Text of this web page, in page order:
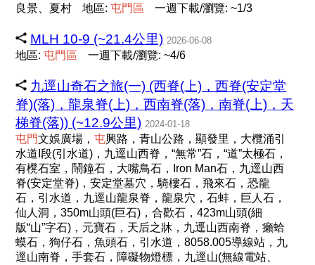
良景、夏村 地區:屯門 區 一週下載/瀏覽: ~1/3
MLH 10-9 (~21.4公里) 2026-06-08
地區:屯門 區 一週下載/瀏覽: ~4/6
九逕山奇石之旅(一) (西脊(上)，西脊(安定堂
脊)(落)，龍泉脊(上)，西南脊(落)，南脊(上)，天
梯脊(落)) (~12.9公里) 2024-01-18
屯門文娛廣場，屯興路，青山公路，顯發里，大欖涌引
水道I段(引水道)，九逕山西脊，“無常”石，“道”太極石，
有櫈石室，鬧鐘石，大嘴鳥石，Iron Man石，九逕山西
脊(安定堂脊)，安定堂墓穴，騎樓石，飛來石，恐龍
石，引水道，九逕山龍泉脊，龍泉穴，石蚌，巨人石，
仙人洞，350m山頭(巨石)，合歡石，423m山頭(細
版“山”字石)，元寶石，天后之牀，九逕山西南脊，癩蛤
蟆石，狗仔石，魚頭石，引水道，8058.005導線站，九
逕山南脊，手套石，障礙物燈標，九逕山(無線電站、